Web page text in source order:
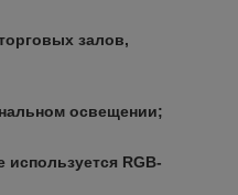
залов,
освещении;
используется RGB-